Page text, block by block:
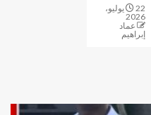
22 يوليو،
2026
عماد
إبراهيم